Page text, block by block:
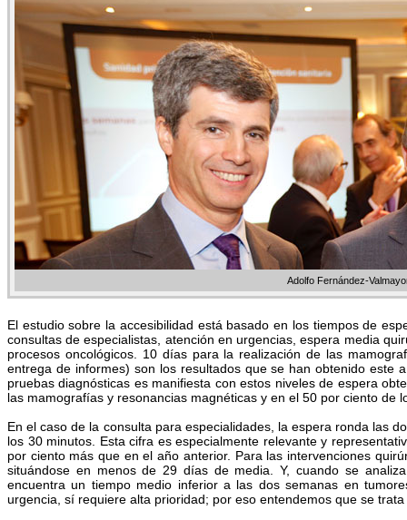
Adolfo Fernández-
El estudio sobre la accesibilidad está basado en los tiempos de
consultas de especialistas, atención en urgencias, espera media
procesos oncológicos. 10 días para la realización de las
entrega de informes) son los resultados que se han obtenido este
pruebas diagnósticas es manifiesta con estos niveles de espera
las mamografías y resonancias magnéticas y en el 50 por ciento de
En el caso de la consulta para especialidades, la espera ronda las
los 30 minutos. Esta cifra es especialmente relevante y
por ciento más que en el año anterior. Para las intervenciones
situándose en menos de 29 días de media. Y, cuando se
encuentra un tiempo medio inferior a las dos semanas en
urgencia, sí requiere alta prioridad; por eso entendemos que se